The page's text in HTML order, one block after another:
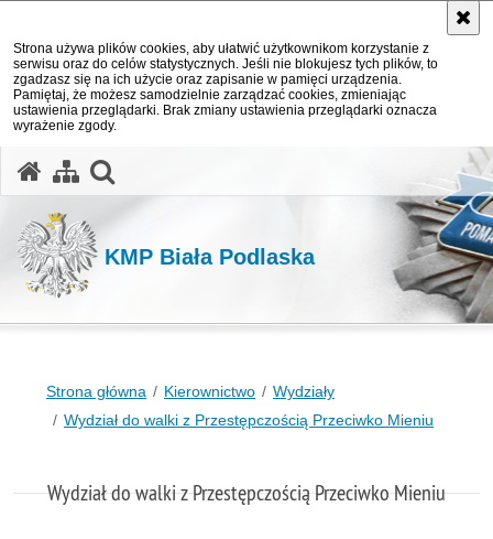
Strona używa plików cookies, aby ułatwić użytkownikom korzystanie z
serwisu oraz do celów statystycznych. Jeśli nie blokujesz tych plików, to
zgadzasz się na ich użycie oraz zapisanie w pamięci urządzenia.
Pamiętaj, że możesz samodzielnie zarządzać cookies, zmieniając
ustawienia przeglądarki. Brak zmiany ustawienia przeglądarki oznacza
wyrażenie zgody.
KMP Biała Podlaska
Strona główna Kierownictwo
Wydziały
Wydział do walki z Przestępczością Przeciwko Mieniu
Wydział do walki z Przestępczością Przeciwko Mieniu